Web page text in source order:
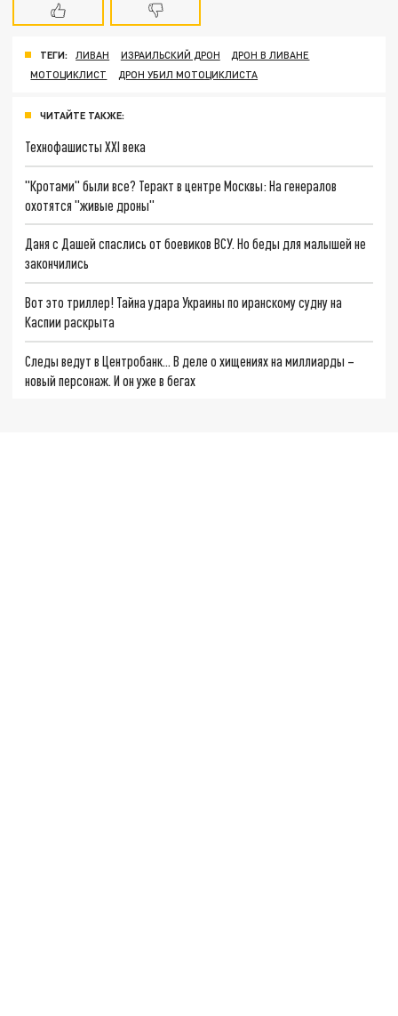
ТЕГИ: ЛИВАН ИЗРАИЛЬСКИЙ ДРОН
ДРОН В ЛИВАНЕ
МОТОЦИКЛИСТ
ДРОН УБИЛ МОТОЦИКЛИСТА
ЧИТАЙТЕ ТАКЖЕ:
Технофашисты XXI века
"Кротами" были все? Теракт в центре Москвы: На генералов
охотятся "живые дроны"
Даня с Дашей спаслись от боевиков ВСУ. Но беды для малышей не
закончились
Вот это триллер! Тайна удара Украины по иранскому судну на
Каспии раскрыта
Следы ведут в Центробанк… В деле о хищениях на миллиарды –
новый персонаж. И он уже в бегах